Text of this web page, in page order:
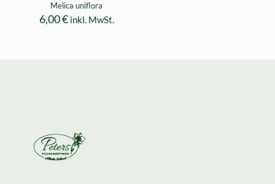
Melica uniflora
6,00€ inkl. MwSt.